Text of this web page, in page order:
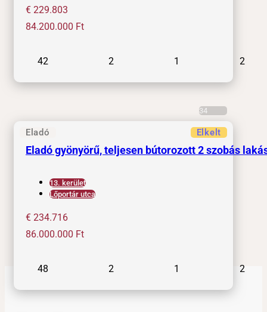
€ 229.803
84.200.000 Ft
42 2 1 2
Elkelt
Eladó
34
Eladó gyönyörű, teljesen bútorozott 2 szobás
13. kerület
Lőportár utca
€ 234.716
86.000.000 Ft
48 2 1 2